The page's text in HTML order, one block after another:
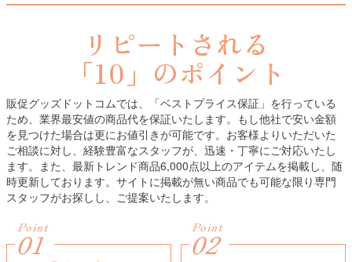
リピートされる
「10」のポイント
販促グッズドットコムでは、「ベストプライス保証」を行っている
ため、業界最安値の商品代を保証いたします。もし他社で安い金額
を見つけた場合は更にお値引きが可能です。お客様よりいただいた
ご相談に対し、経験豊富なスタッフが、迅速・丁寧にご対応いたし
ます。また、最新トレンド商品6,000点以上のアイテムを掲載し、随
時更新しております。サイトに掲載が無い商品でも可能な限り専門
スタッフがお探しし、ご提案いたします。
Point
01 Point
02